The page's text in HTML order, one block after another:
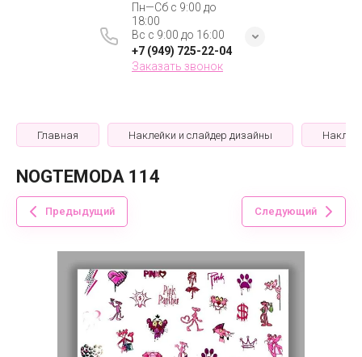
Пн—Сб с 9:00 до
18:00
Вс с 9:00 до 16:00
+7 (949) 725-22-04
Заказать звонок
Главная Наклейки и слайдер дизайны
NOGTEMODA 114
Предыдущий Следующий